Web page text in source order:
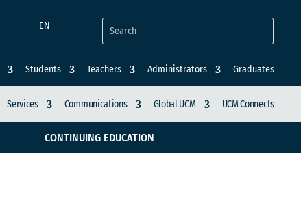
EN
Students Teachers Administrators Graduates
Services Communications Global UCM UCM Connects
CONTINUING EDUCATION